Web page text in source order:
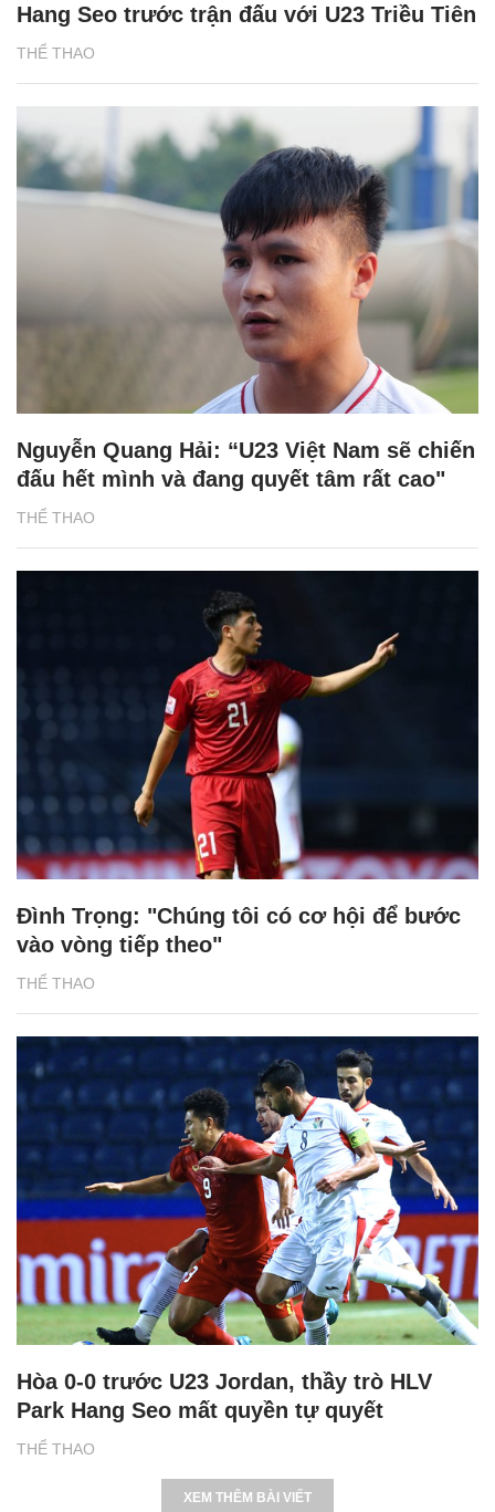
THỂ THAO
Hang Seo trước trận đấu với U23 Triều Tiên
THỂ THAO
Nguyễn Quang Hải: “U23 Việt Nam sẽ chiến
đấu hết mình và đang quyết tâm rất cao"
THỂ THAO
Đình Trọng: "Chúng tôi có cơ hội để bước
vào vòng tiếp theo"
THỂ THAO
Hòa 0-0 trước U23 Jordan, thầy trò HLV
Park Hang Seo mất quyền tự quyết
XEM THÊM BÀI VIẾT